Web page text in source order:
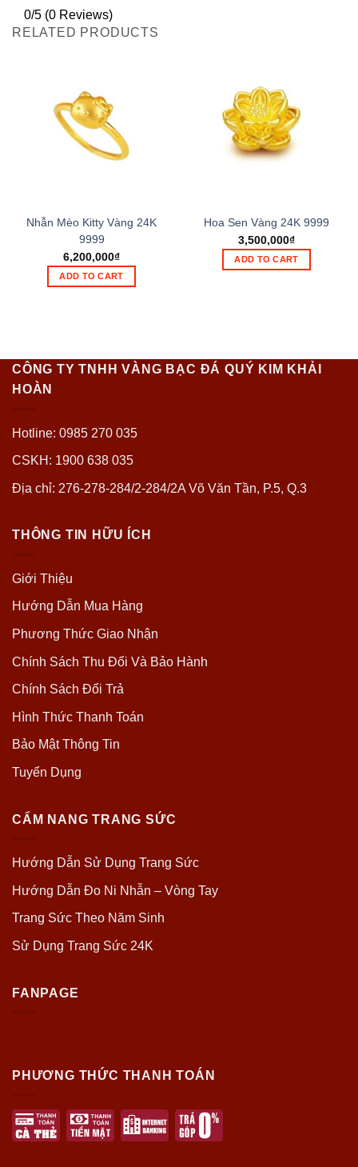
0/5 (0 Reviews)
RELATED PRODUCTS
Nhẫn Mèo Kitty Vàng 24K
9999
6,200,000₫
ADD TO CART
Hoa Sen Vàng 24K 9999
3,500,000₫
ADD TO CART
CÔNG TY TNHH VÀNG BẠC ĐÁ QUÝ KIM KHẢI
HOÀN
Hotline: 0985 270 035
CSKH: 1900 638 035
Địa chỉ: 276-278-284/2-284/2A Võ Văn Tần, P.5, Q.3
THÔNG TIN HỮU ÍCH
Giới Thiệu
Hướng Dẫn Mua Hàng
Phương Thức Giao Nhận
Chính Sách Thu Đổi Và Bảo Hành
Chính Sách Đổi Trả
Hình Thức Thanh Toán
Bảo Mật Thông Tin
Tuyển Dụng
CẨM NANG TRANG SỨC
Hướng Dẫn Sử Dụng Trang Sức
Hướng Dẫn Đo Ni Nhẫn – Vòng Tay
Trang Sức Theo Năm Sinh
Sử Dụng Trang Sức 24K
FANPAGE
PHƯƠNG THỨC THANH TOÁN